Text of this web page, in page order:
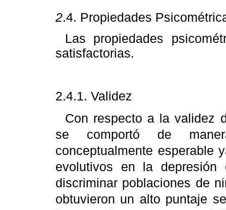
2.4. Propiedades
Las propiedades
satisfactorias.
2.4.1. Validez
Con respecto a la validez
se comportó de
conceptualmente esperable
evolutivos en la
discriminar poblaciones de
obtuvieron un alto puntaje